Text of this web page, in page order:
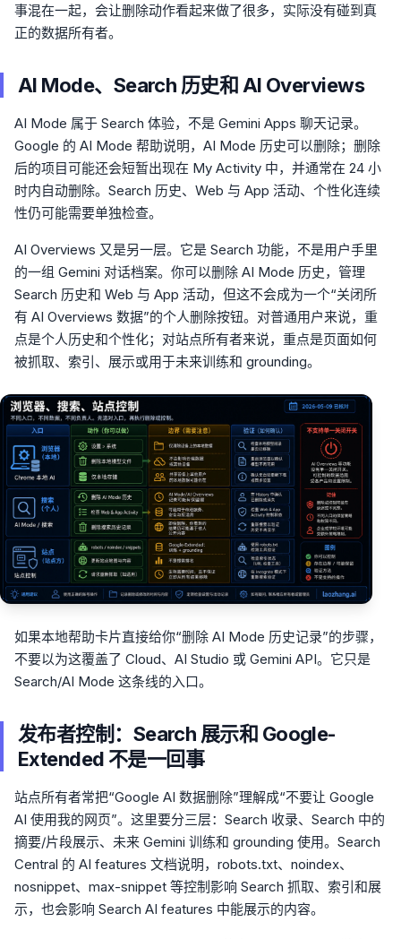
事混在一起，会让删除动作看起来做了很多，实际没有碰到真
正的数据所有者。
AI Mode、Search 历史和 AI Overviews
AI Mode 属于 Search 体验，不是 Gemini Apps 聊天记录。
Google 的 AI Mode 帮助说明，AI Mode 历史可以删除；删除
后的项目可能还会短暂出现在 My Activity 中，并通常在 24 小
时内自动删除。Search 历史、Web 与 App 活动、个性化连续
性仍可能需要单独检查。
AI Overviews 又是另一层。它是 Search 功能，不是用户手里
的一组 Gemini 对话档案。你可以删除 AI Mode 历史，管理
Search 历史和 Web 与 App 活动，但这不会成为一个“关闭所
有 AI Overviews 数据”的个人删除按钮。对普通用户来说，重
点是个人历史和个性化；对站点所有者来说，重点是页面如何
被抓取、索引、展示或用于未来训练和 grounding。
如果本地帮助卡片直接给你“删除 AI Mode 历史记录”的步骤，
不要以为这覆盖了 Cloud、AI Studio 或 Gemini API。它只是
Search/AI Mode 这条线的入口。
发布者控制：Search 展示和 Google-
Extended 不是一回事
站点所有者常把“Google AI 数据删除”理解成“不要让 Google
AI 使用我的网页”。这里要分三层：Search 收录、Search 中的
摘要/片段展示、未来 Gemini 训练和 grounding 使用。Search
Central 的 AI features 文档说明，robots.txt、noindex、
nosnippet、max-snippet 等控制影响 Search 抓取、索引和展
示，也会影响 Search AI features 中能展示的内容。